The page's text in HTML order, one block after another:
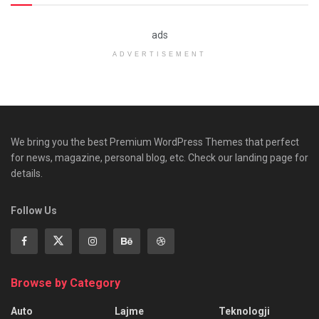
ads
ADVERTISEMENT
We bring you the best Premium WordPress Themes that perfect
for news, magazine, personal blog, etc. Check our landing page for
details.
Follow Us
Browse by Category
Auto Lajme Teknologji